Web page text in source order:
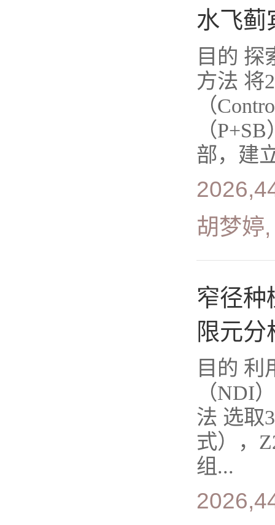
水飞蓟
目的 探
方法 将
（
（
部，建
胡梦婷
窄径种
限元分
目的 利
（NDI
法 选取
式），
组...